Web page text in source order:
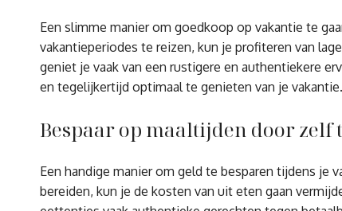
Een slimme manier om goedkoop op vakantie te
vakantieperiodes te reizen, kun je profiteren van
geniet je vaak van een rustigere en authentiekere
en tegelijkertijd optimaal te genieten van je vakantie.
Bespaar op maaltijden door zelf
Een handige manier om geld te besparen tijdens
bereiden, kun je de kosten van uit eten gaan